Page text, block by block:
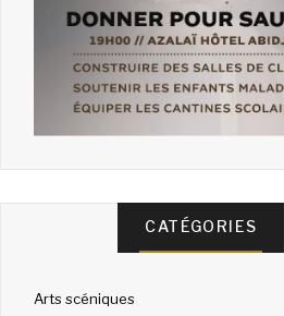
CATÉGORIES
Arts scéniques